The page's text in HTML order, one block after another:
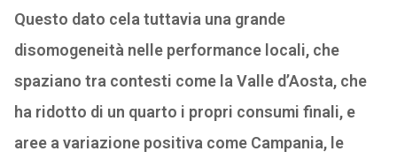
Questo dato cela tuttavia una grande
disomogeneità nelle performance locali, che
spaziano tra contesti come la Valle d’Aosta, che
ha ridotto di un quarto i propri consumi finali, e
aree a variazione positiva come Campania, le